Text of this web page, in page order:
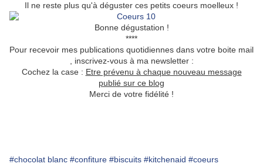
Il ne reste plus qu'à déguster ces petits coeurs moelleux !
Bonne dégustation !
****
Pour recevoir mes publications quotidiennes dans votre boite mail
, inscrivez-vous à ma newsletter :
Cochez la case : Etre prévenu à chaque nouveau message
publié sur ce blog
Merci de votre fidélité !
#chocolat blanc #confiture #biscuits #kitchenaid #coeurs